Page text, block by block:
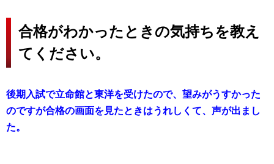
合格がわかったときの気持ちを教え
てください。
後期入試で立命館と東洋を受けたので、望みがうすかった
のですが合格の画面を見たときはうれしくて、声が出まし
た。